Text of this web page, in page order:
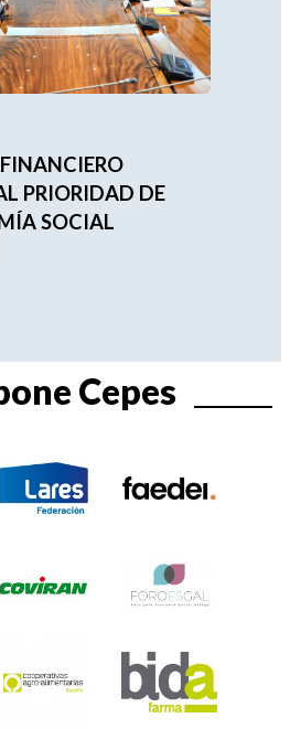
PRIORIDAD DE
SOCIAL
Cepes